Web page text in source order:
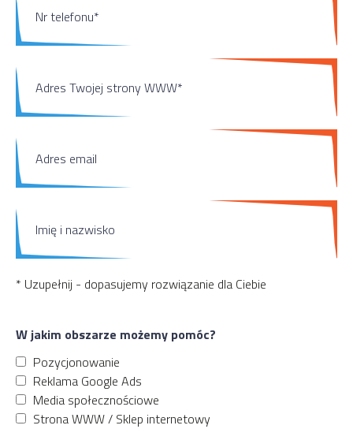
* Uzupełnij - dopasujemy rozwiązanie dla Ciebie
W jakim obszarze możemy pomóc?
Pozycjonowanie
Reklama Google Ads
Media społecznościowe
Strona WWW / Sklep internetowy